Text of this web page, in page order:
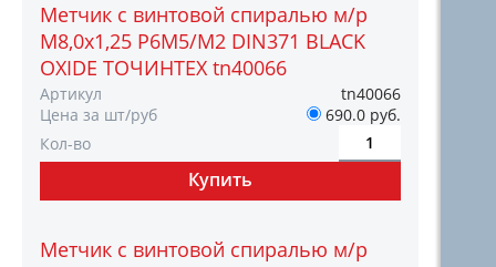
Метчик с винтовой спиралью м/р
М8,0х1,25 Р6М5/М2 DIN371 BLACK
OXIDE ТОЧИНТЕХ tn40066
Артикул
tn40066
Цена за шт/руб
690.0 руб.
Кол-во
Метчик с винтовой спиралью м/р